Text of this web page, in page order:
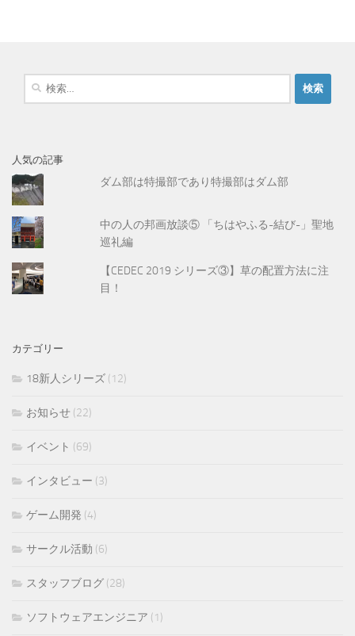
人気の記事
ダム部は特撮部であり特撮部はダム部
中の人の邦画放談⑤ 「ちはやふる-結び-」聖地
巡礼編
【CEDEC 2019 シリーズ③】草の配置方法に注
目！
カテゴリー
18新人シリーズ (12)
お知らせ (22)
イベント (69)
インタビュー (3)
ゲーム開発 (4)
サークル活動 (6)
スタッフブログ (28)
ソフトウェアエンジニア (1)